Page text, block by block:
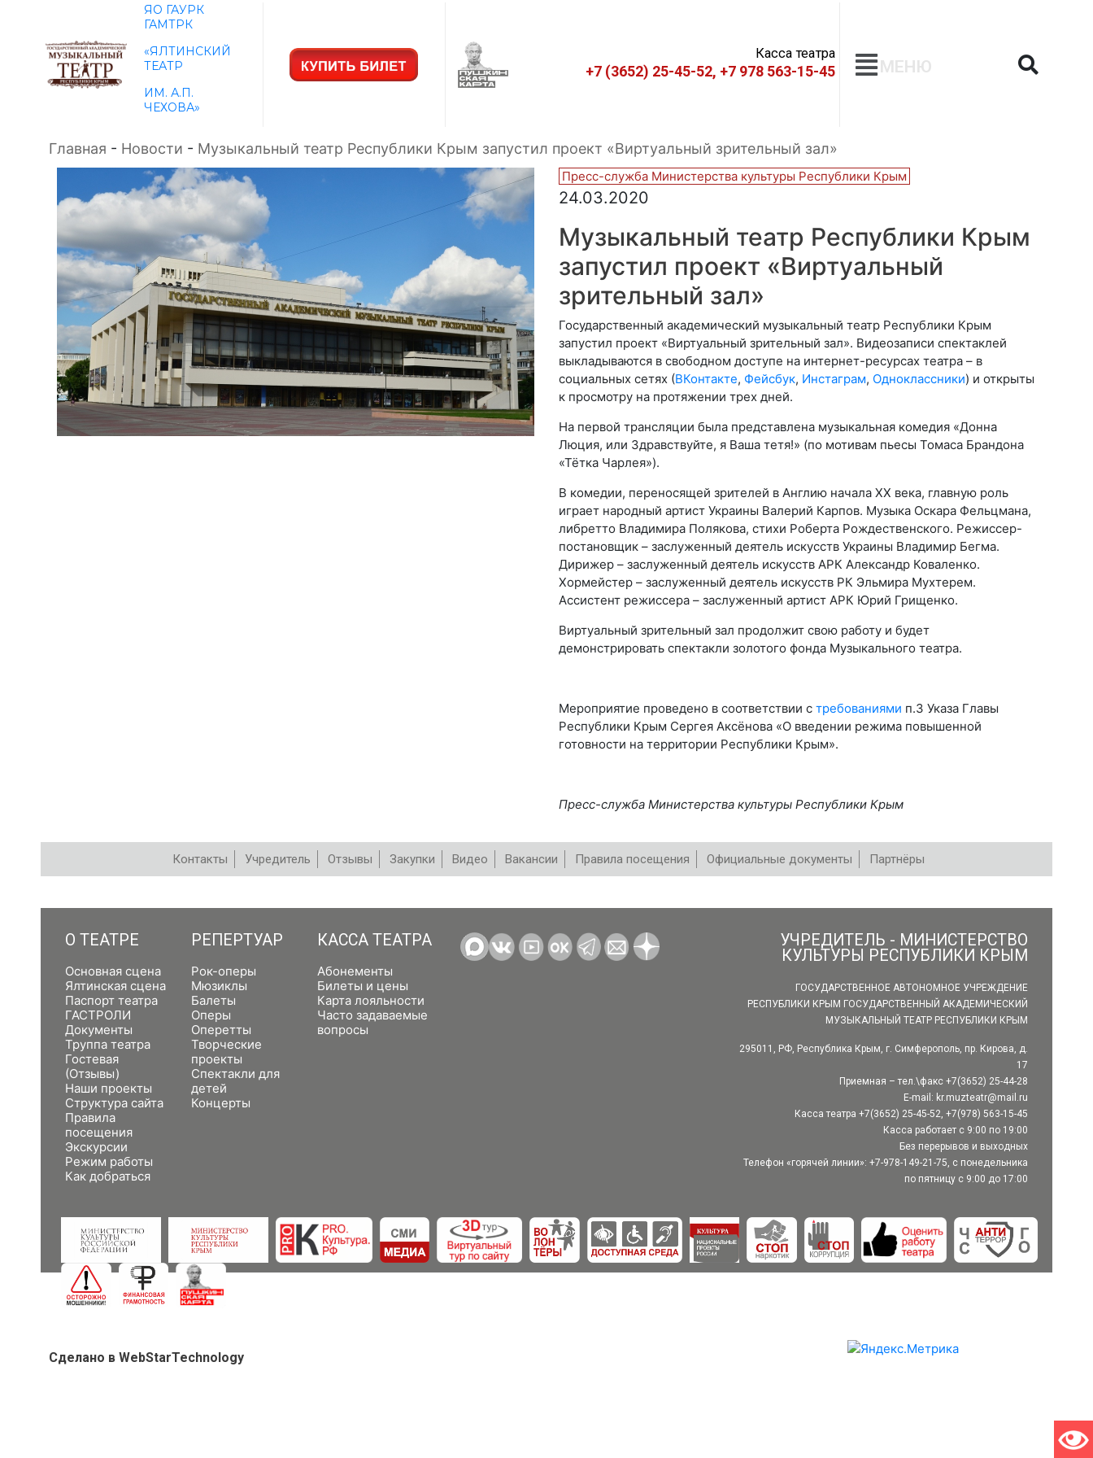
ЯО ГАУРК
ГАМТРК
«ЯЛТИНСКИЙ
ТЕАТР
ИМ. А.П.
ЧЕХОВА»
Касса театра
+7 (3652) 25-45-52, +7 978 563-15-45 МЕНЮ
Главная - Новости - Музыкальный театр Республики Крым запустил проект «Виртуальный зрительный зал»
Пресс-служба Министерства культуры Республики Крым
24.03.2020
Музыкальный театр Республики Крым
запустил проект «Виртуальный
зрительный зал»
Государственный академический музыкальный театр Республики Крым
запустил проект «Виртуальный зрительный зал». Видеозаписи спектаклей
выкладываются в свободном доступе на интернет-ресурсах театра – в
социальных сетях (ВКонтакте, Фейсбук, Инстаграм, Одноклассники) и открыты
к просмотру на протяжении трех дней.
На первой трансляции была представлена музыкальная комедия «Донна
Люция, или Здравствуйте, я Ваша тетя!» (по мотивам пьесы Томаса Брандона
«Тётка Чарлея»).
В комедии, переносящей зрителей в Англию начала ХХ века, главную роль
играет народный артист Украины Валерий Карпов. Музыка Оскара Фельцмана,
либретто Владимира Полякова, стихи Роберта Рождественского. Режиссер-
постановщик – заслуженный деятель искусств Украины Владимир Бегма.
Дирижер – заслуженный деятель искусств АРК Александр Коваленко.
Хормейстер – заслуженный деятель искусств РК Эльмира Мухтерем.
Ассистент режиссера – заслуженный артист АРК Юрий Грищенко.
Виртуальный зрительный зал продолжит свою работу и будет
демонстрировать спектакли золотого фонда Музыкального театра.
Мероприятие проведено в соответствии с требованиями п.3 Указа Главы
Республики Крым Сергея Аксёнова «О введении режима повышенной
готовности на территории Республики Крым».
Пресс-служба Министерства культуры Республики Крым
Контакты Учредитель Отзывы Закупки Видео Вакансии Правила посещения Официальные документы Партнёры
О ТЕАТРЕ
Основная сцена
Ялтинская сцена
Паспорт театра
ГАСТРОЛИ
Документы
Труппа театра
Гостевая
(Отзывы)
Наши проекты
Структура сайта
Правила
посещения
Экскурсии
Режим работы
Как добраться
РЕПЕРТУАР
Рок-оперы
Мюзиклы
Балеты
Оперы
Оперетты
Творческие
проекты
Спектакли для
детей
Концерты
КАССА ТЕАТРА
Абонементы
Билеты и цены
Карта лояльности
Часто задаваемые
вопросы
УЧРЕДИТЕЛЬ - МИНИСТЕРСТВО
КУЛЬТУРЫ РЕСПУБЛИКИ КРЫМ
ГОСУДАРСТВЕННОЕ АВТОНОМНОЕ УЧРЕЖДЕНИЕ
РЕСПУБЛИКИ КРЫМ ГОСУДАРСТВЕННЫЙ АКАДЕМИЧЕСКИЙ
МУЗЫКАЛЬНЫЙ ТЕАТР РЕСПУБЛИКИ КРЫМ
295011, РФ, Республика Крым, г. Симферополь, пр. Кирова, д.
17
Приемная – тел.\факс +7(3652) 25-44-28
E-mail: kr.muzteatr@mail.ru
Касса театра +7(3652) 25-45-52, +7(978) 563-15-45
Касса работает с 9:00 по 19:00
Без перерывов и выходных
Телефон «горячей линии»: +7-978-149-21-75, с понедельника
по пятницу с 9:00 до 17:00
Сделано в WebStarTechnology